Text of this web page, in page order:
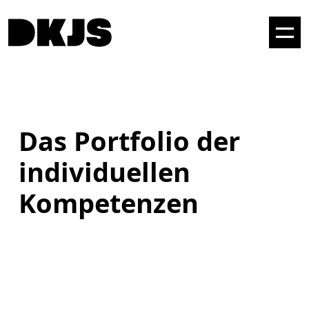
Das Portfolio der
individuellen
Kompetenzen